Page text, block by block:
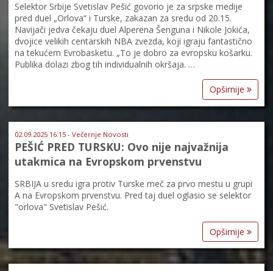
Selektor Srbije Svetislav Pešić govorio je za srpske medije
pred duel „Orlova“ i Turske, zakazan za sredu od 20.15.
Navijači jedva čekaju duel Alperena Šenguna i Nikole Jokića,
dvojice velikih centarskih NBA zvezda, koji igraju fantastično
na tekućem Evrobasketu. „To je dobro za evropsku košarku.
Publika dolazi zbog tih individualnih okršaja. …
Opširnije
02.09.2025 16:15 - Večernje Novosti
PEŠIĆ PRED TURSKU: Ovo nije najvažnija
utakmica na Evropskom prvenstvu
SRBIJA u sredu igra protiv Turske meč za prvo mestu u grupi
A na Evropskom prvenstvu. Pred taj duel oglasio se selektor
"orlova" Svetislav Pešić.
Opširnije